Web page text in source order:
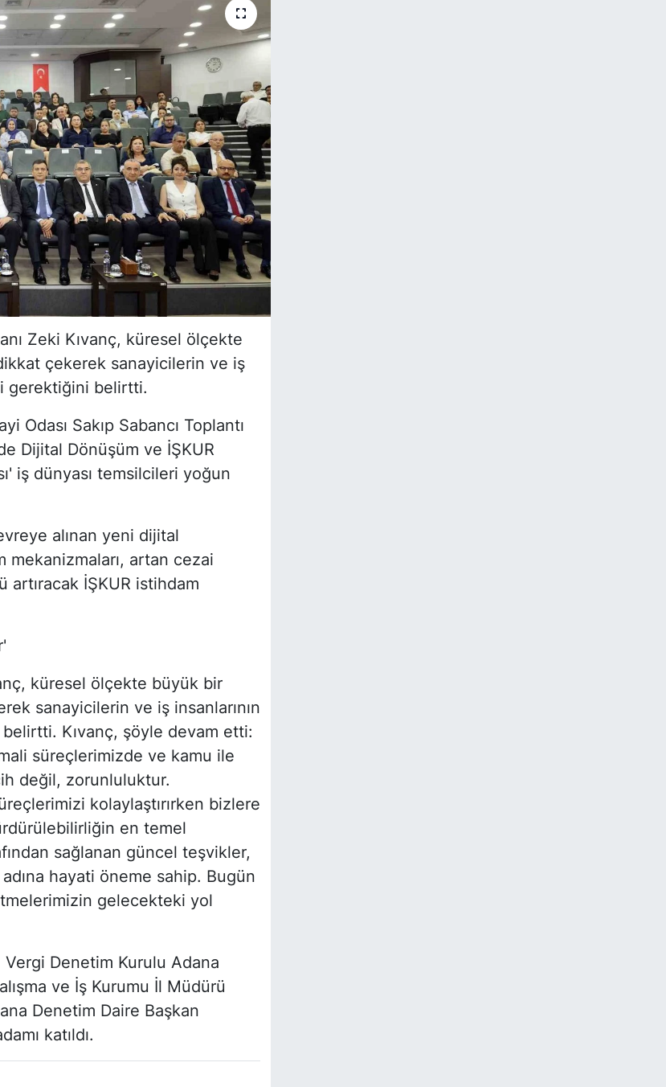
Zeki Kıvanç, küresel ölçekte
çekerek sanayicilerin ve iş
gerektiğini belirtti.
Odası Sakıp Sabancı Toplantı
Dijital Dönüşüm ve İŞKUR
iş dünyası temsilcileri yoğun
alınan yeni dijital
artan cezai
artıracak İŞKUR istihdam
küresel ölçekte büyük bir
sanayicilerin ve iş insanlarının
Kıvanç, şöyle devam etti:
süreçlerimizde ve kamu ile
değil, zorunluluktur.
kolaylaştırırken bizlere
en temel
sağlanan güncel teşvikler,
hayati öneme sahip. Bugün
gelecekteki yol
Vergi Denetim Kurulu Adana
ve İş Kurumu İl Müdürü
Denetim Daire Başkan
katıldı.